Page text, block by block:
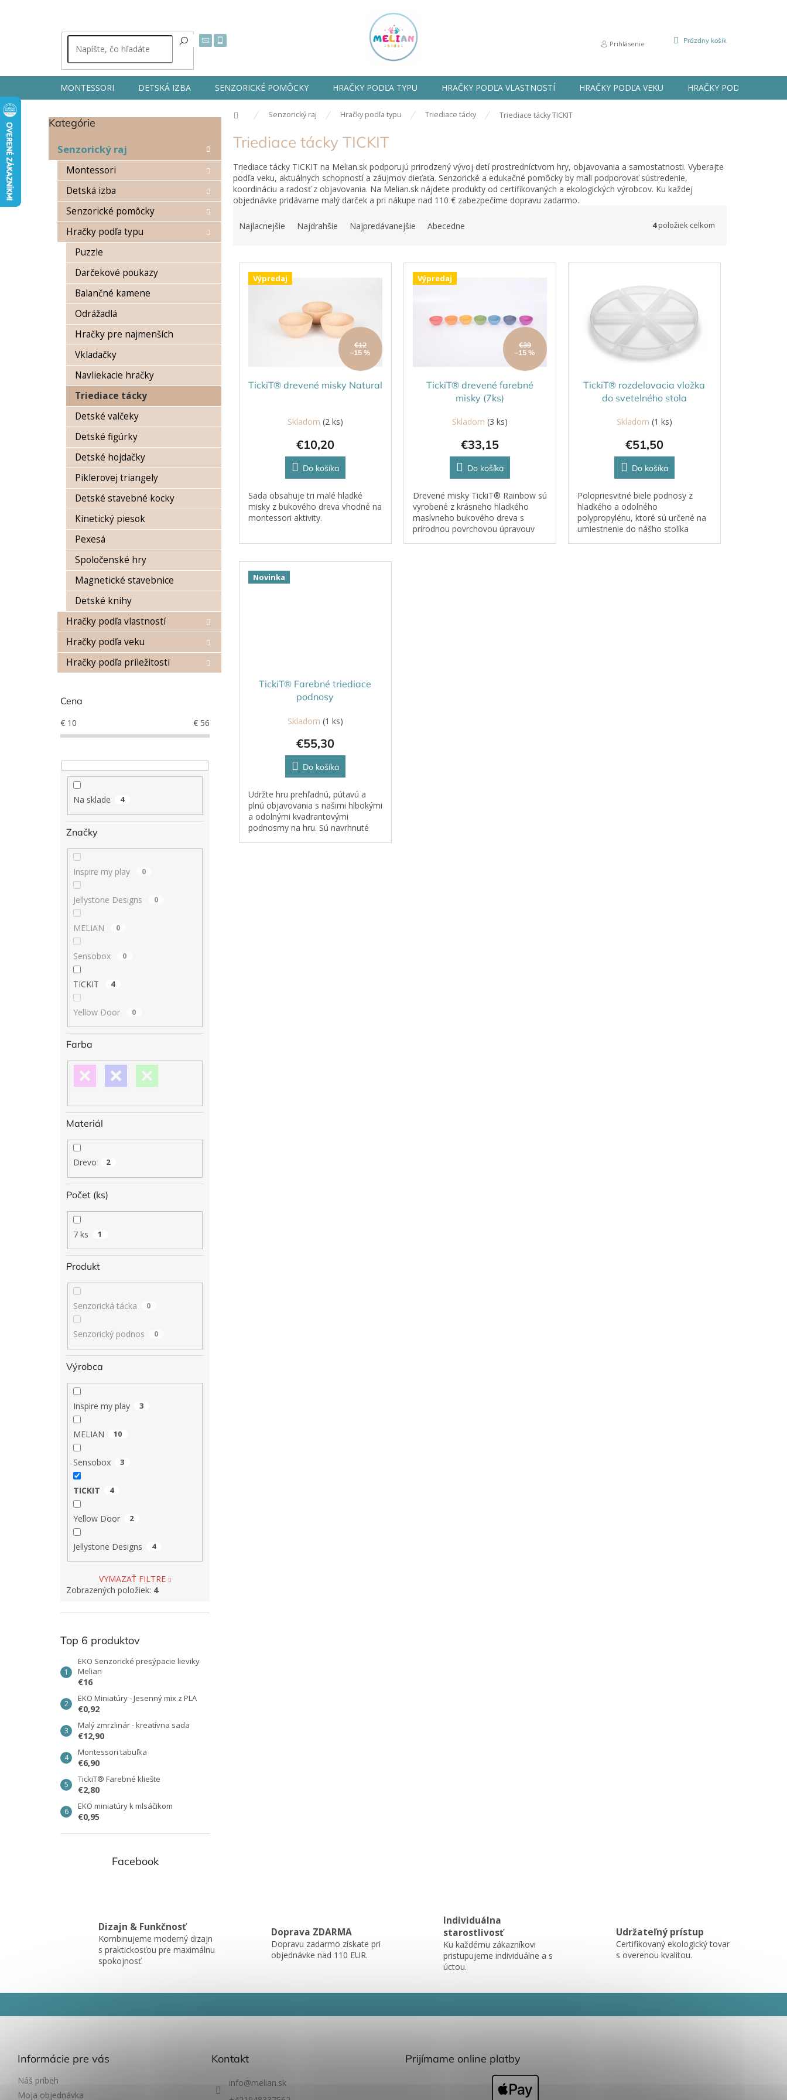
Prihlásenie
NÁKUPNÝ
Prázdny košík
MONTESSORI DETSKÁ IZBA SENZORICKÉ POMÔCKY HRAČKY PODĽA TYPU HRAČKY PODĽA VLASTNOSTÍ HRAČKY PODĽA VEKU HRAČKY PODĽA
Domov Senzorický raj Hračky podľa typu Triediace tácky Triediace tácky TICKIT
B
Preskočiť
Kategórie
Senzorický raj
Montessori
Detská izba
Senzorické pomôcky
Hračky podľa typu
Puzzle
Darčekové poukazy
Balančné kamene
Odrážadlá
Hračky pre najmenších
Vkladačky
Navliekacie hračky
Triediace tácky
Detské valčeky
Detské figúrky
Detské hojdačky
Piklerovej triangely
Detské stavebné kocky
Kinetický piesok
Pexesá
Spoločenské hry
Magnetické stavebnice
Detské knihy
Hračky podľa vlastností
Hračky podľa veku
Hračky podľa príležitosti
Cena
€ 10 € 56
Na sklade 4
Značky
Inspire my play 0
Jellystone Designs 0
MELIAN 0
Sensobox 0
TICKIT 4
Yellow Door 0
Farba
Materiál
Drevo 2
Počet (ks)
7 ks 1
Produkt
Senzorická tácka 0
Senzorický podnos 0
Výrobca
Inspire my play 3
MELIAN 10
Sensobox 3
TICKIT 4
Yellow Door 2
Jellystone Designs 4
VYMAZAŤ FILTRE
Zobrazených položiek: 4
Top 6 produktov
EKO Senzorické presýpacie lieviky
Melian
€16
EKO Miniatúry - Jesenný mix z PLA
€0,92
Malý zmrzlinár - kreatívna sada
€12,90
Montessori tabuľka
€6,90
TickiT® Farebné kliešte
€2,80
EKO miniatúry k mlsáčikom
€0,95
Facebook
Triediace tácky TICKIT
Triediace tácky TICKIT na Melian.sk podporujú prirodzený vývoj detí prostredníctvom hry, objavovania a samostatnosti. Vyberajte
podľa veku, aktuálnych schopností a záujmov dieťaťa. Senzorické a edukačné pomôcky by mali podporovať sústredenie,
koordináciu a radosť z objavovania. Na Melian.sk nájdete produkty od certifikovaných a ekologických výrobcov. Ku každej
objednávke pridávame malý darček a pri nákupe nad 110 € zabezpečíme dopravu zadarmo.
n
Najlacnejšie Najdrahšie Najpredávanejšie Abecedne 4položiek celkom
V
Výpredaj
€12
–15 %
TickiT® drevené misky Natural
Skladom (2 ks)
€10,20
Do košíka
Sada obsahuje tri malé hladké
misky z bukového dreva vhodné na
montessori aktivity.
Výpredaj
€39
–15 %
TickiT® drevené farebné
misky (7ks)
Skladom (3 ks)
€33,15
Do košíka
Drevené misky TickiT® Rainbow sú
vyrobené z krásneho hladkého
masívneho bukového dreva s
prírodnou povrchovou úpravouv
TickiT® rozdelovacia vložka
do svetelného stola
Skladom (1 ks)
€51,50
Do košíka
Polopriesvitné biele podnosy z
hladkého a odolného
polypropylénu, ktoré sú určené na
umiestnenie do nášho stolíka
Novinka
TickiT® Farebné triediace
podnosy
Skladom (1 ks)
€55,30
Do košíka
Udržte hru prehľadnú, pútavú a
plnú objavovania s našimi hlbokými
a odolnými kvadrantovými
podnosmy na hru. Sú navrhnuté
Dizajn & Funkčnosť
Kombinujeme moderný dizajn
s praktickosťou pre maximálnu
spokojnosť.
Doprava ZDARMA
Dopravu zadarmo získate pri
objednávke nad 110 EUR.
Individuálna
starostlivosť
Ku každému zákazníkovi
pristupujeme individuálne a s
úctou.
Udržateľný prístup
Certifikovaný ekologický tovar
s overenou kvalitou.
Informácie pre vás
Náš príbeh
Moja objednávka
Kontakt
info@melian.sk
Prijímame online platby